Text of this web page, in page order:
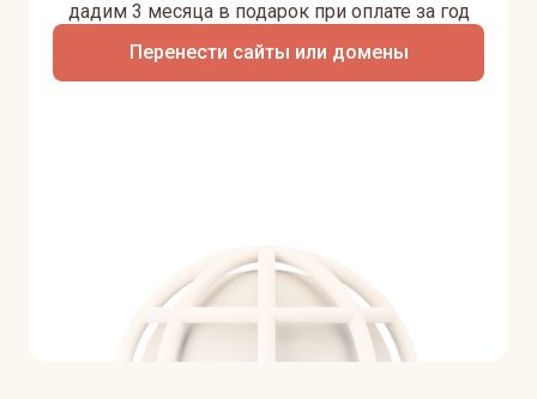
Перенести сайты или домены
дадим 3 месяца в подарок при оплате за год